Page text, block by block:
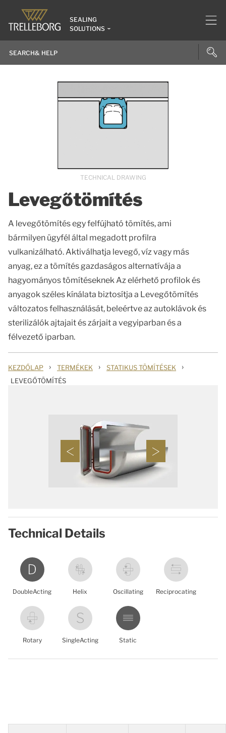
SEALING
SOLUTIONS
Levegőtömítés
A levegőtömítés egy felfújható tömítés, ami
bármilyen ügyfél által megadott profilra
vulkanizálható. Aktiválhatja levegő, víz vagy más
anyag, ez a tömítés gazdaságos alternatívája a
hagyományos tömítéseknek Az elérhető profilok és
anyagok széles kínálata biztosítja a Levegőtömítés
változatos felhasználását, beleértve az autoklávok és
sterilizálók ajtajait és zárjait a vegyiparban és a
félvezető iparban.
TECHNICAL DRAWING
KEZDŐLAP › TERMÉKEK › STATIKUS TÖMÍTÉSEK ›
LEVEGŐTÖMÍTÉS
Technical Details
DoubleActing Helix Oscillating Reciprocating
Rotary SingleActing Static